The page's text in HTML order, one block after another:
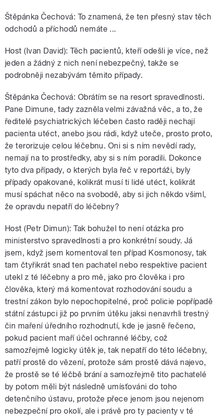
Štěpánka Čechová: To znamená, že ten přesný stav těch
odchodů a příchodů nemáte ...
Host (Ivan David): Těch pacientů, kteří odešli je více, než
jeden a žádný z nich není nebezpečný, takže se
podrobněji nezabývám těmito případy.
Štěpánka Čechová: Obrátím se na resort spravedlnosti.
Pane Dimune, tady zazněla velmi závažná věc, a to, že
ředitelé psychiatrických léčeben často raději nechají
pacienta utéct, anebo jsou rádi, když uteče, prosto proto,
že terorizuje celou léčebnu. Oni si s ním nevědí rady,
nemají na to prostředky, aby si s ním poradili. Dokonce
tyto dva případy, o kterých byla řeč v reportáži, byly
případy opakované, kolikrát musí ti lidé utéct, kolikrát
musí spáchat něco na svobodě, aby si jich někdo všiml,
že opravdu nepatří do léčebny?
Host (Petr Dimun): Tak bohužel to není otázka pro
ministerstvo spravedlnosti a pro konkrétní soudy. Já
jsem, když jsem komentoval ten případ Kosmonosy, tak
tam čtyřikrát snad ten pachatel nebo respektive pacient
utekl z té léčebny a pro mě, jako pro člověka i pro
člověka, který má komentovat rozhodování soudu a
trestní zákon bylo nepochopitelné, proč policie popřípadě
státní zástupci již po prvním útěku jaksi nenavrhli trestný
čin maření úředního rozhodnutí, kde je jasně řečeno,
pokud pacient maří účel ochranné léčby, což
samozřejmě logicky útěk je, tak nepatří do této léčebny,
patří prostě do vězení, protože sám prostě dává najevo,
že prostě se té léčbě brání a samozřejmě tito pachatelé
by potom měli být následně umísťováni do toho
detenčního ústavu, protože přece jenom jsou nejenom
nebezpeční pro okolí, ale i právě pro ty pacienty v té